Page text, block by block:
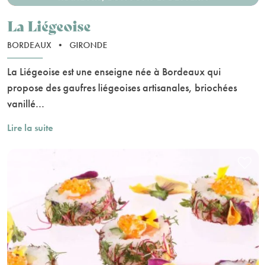
La Liégeoise
BORDEAUX • GIRONDE
La Liégeoise est une enseigne née à Bordeaux qui
propose des gaufres liégeoises artisanales, briochées
vanillé...
Lire la suite